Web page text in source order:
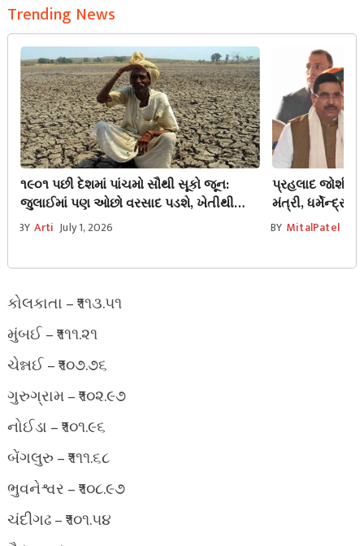
Trending News
૧૯૦૧ પછી દેશમાં પાંચમો સૌથી સૂકો જૂન:
જુલાઈમાં પણ ઓછો વરસાદ પડશે, ખેતીથી
લઈને મોંઘવારી સુધી ચિંતા વધી
BY Arti July 1, 2026
પ્રહલાદ જોશી
મંત્રી, ધર્મેન્દ્ર
બાદ રાષ્ટ્રપતિએ
BY MitalPatel
કોલકાતા – ₹૧૧૩.૫૧
મુંબઈ – ₹૧૧૧.૨૧
ચેન્નઈ – ₹૧૦૭.૭૬
ગુરુગ્રામ – ₹૧૦૨.૯૭
નોઈડા – ₹૧૦૧.૯૬
બેંગલુરુ – ₹૧૧૧.૬૮
ભુવનેશ્વર – ₹૧૦૮.૯૭
ચંદીગઢ – ₹૧૦૧.૫૪